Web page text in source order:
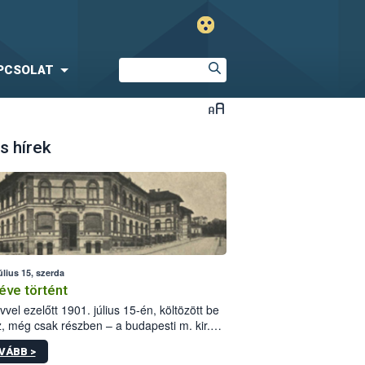
hírek
15, szerda
történt
ezelőtt 1901. július 15-én, költözött be
még csak részben – a budapesti m. kir.
állomás a Kis Rókus utca
alatti, Czigler Győző által tervezett új
>